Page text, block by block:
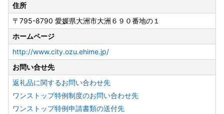
住所
〒795-8790 愛媛県大洲市大洲６９０番地の１
ホームページ
http://www.city.ozu.ehime.jp/
お問い合せ先
返礼品に関するお問い合わせ先
ワンストップ特例制度のお問い合わせ先
ワンストップ特例申請書類の送付先